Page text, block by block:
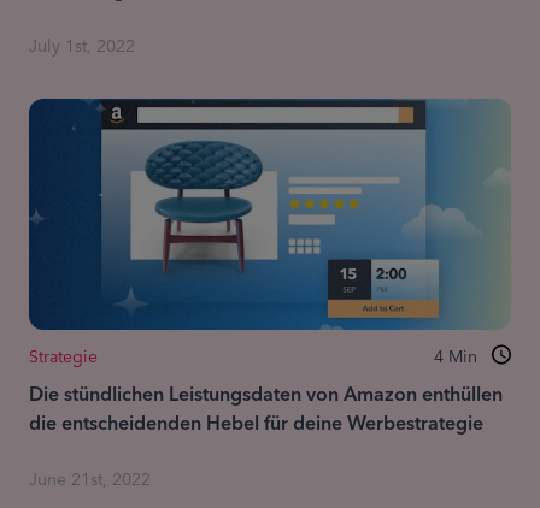
July 1st, 2022
Strategie 4 Min
Die stündlichen Leistungsdaten von Amazon enthüllen
die entscheidenden Hebel für deine Werbestrategie
June 21st, 2022